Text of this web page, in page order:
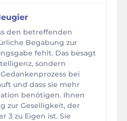
den betreffenden
Begabung zur
fehlt. Das besagt
sondern
bei
und dass sie mehr
benötigen. Ihnen
zur Geselligkeit, der
3 zu Eigen ist. Sie